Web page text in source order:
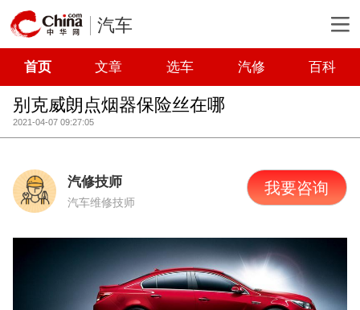
汽车
首页 文章 选车 汽修 百科
别克威朗点烟器保险丝在哪
2021-04-07 09:27:05
汽修技师
汽车维修技师
我要咨询